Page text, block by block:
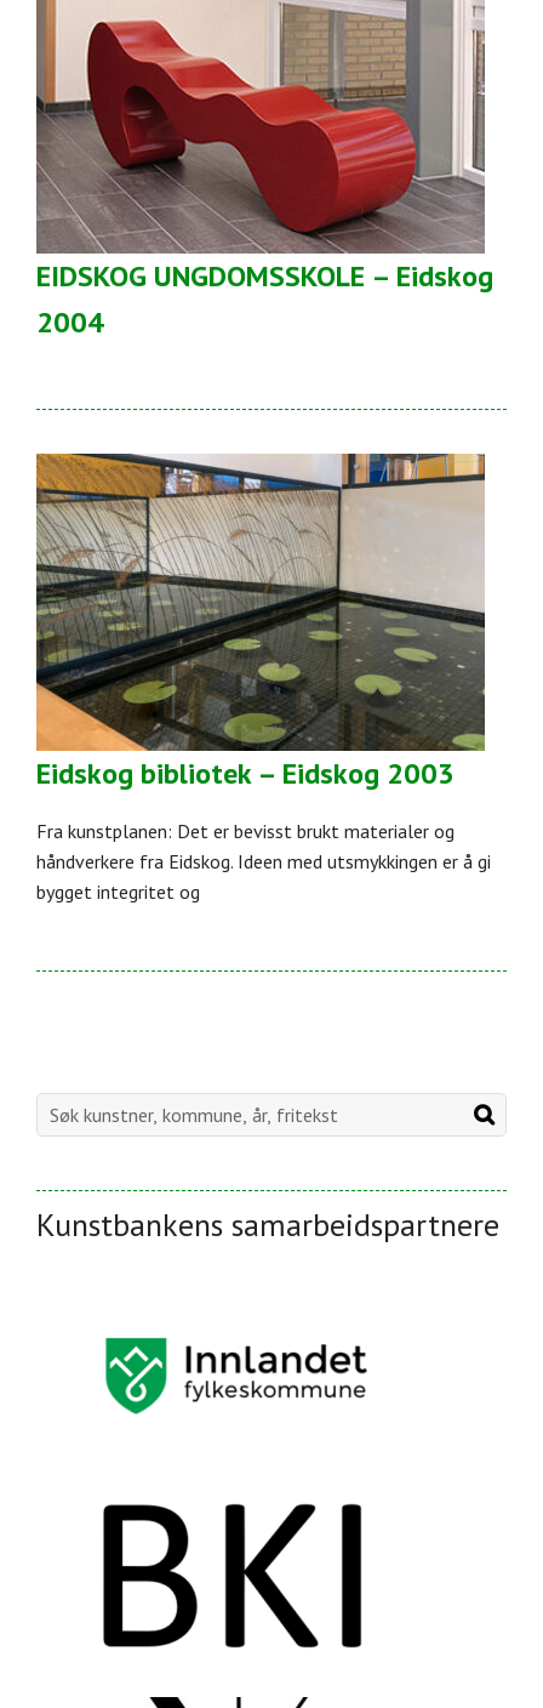
EIDSKOG UNGDOMSSKOLE – Eidskog
2004
Eidskog bibliotek – Eidskog 2003
Fra kunstplanen: Det er bevisst brukt materialer og
håndverkere fra Eidskog. Ideen med utsmykkingen er å gi
bygget integritet og
Kunstbankens samarbeidspartnere